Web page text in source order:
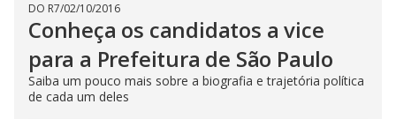
DO R7/02/10/2016
Conheça os candidatos a vice
para a Prefeitura de São Paulo
Saiba um pouco mais sobre a biografia e trajetória política
de cada um deles